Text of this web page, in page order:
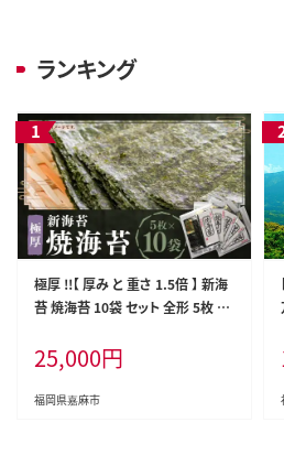
ランキング
極厚 !!【 厚み と 重さ 1.5倍 】 新海
苔 焼海苔 10袋 セット 全形 5枚 ×
海苔 焼きのり
25,000円
福岡県嘉麻市